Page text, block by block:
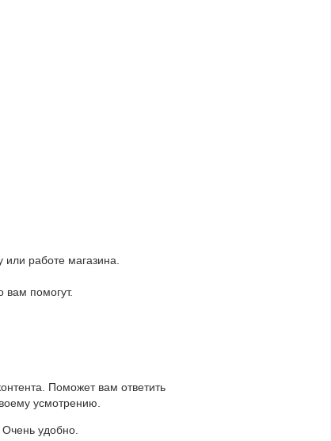
работе магазина.
вам помогут.
Поможет вам ответить
усмотрению.
удобно.